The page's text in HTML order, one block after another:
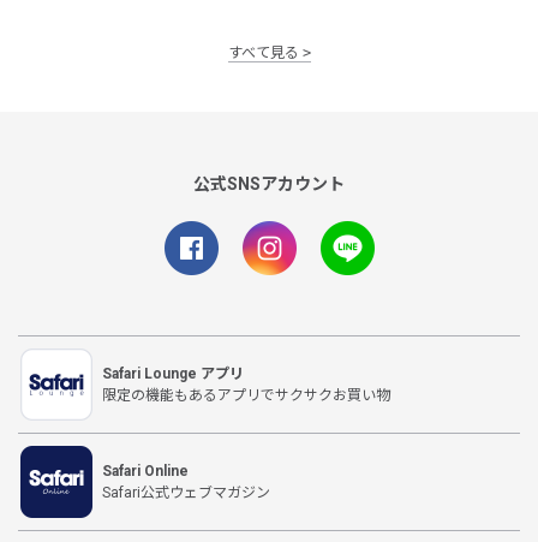
すべて見る
公式SNSアカウント
Safari Lounge アプリ
限定の機能もあるアプリでサクサクお買い物
Safari Online
Safari公式ウェブマガジン